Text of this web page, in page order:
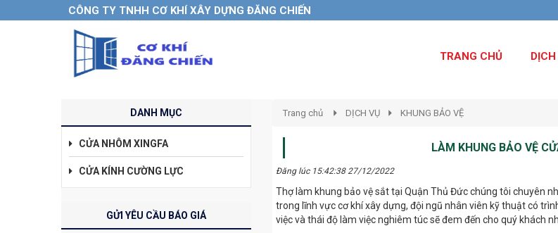
CÔNG TY TNHH CƠ KHÍ XÂY DỰNG ĐĂNG CHIẾN
TRANG CHỦ DỊCH
DANH MỤC
CỬA NHÔM XINGFA
CỬA KÍNH CƯỜNG LỰC
GỬI YÊU CẦU BÁO GIÁ
Trang chủ DỊCH VỤ KHUNG BẢO VỆ
LÀM KHUNG BẢO VỆ
Đăng lúc 15:42:38 27/12/2022
Thợ làm khung bảo vệ sắt tại Quận Thủ Đức chúng tôi chuyên
trong lĩnh vực cơ khí xây dựng, đội ngũ nhân viên kỹ thuật có
việc và thái độ làm việc nghiêm túc sẽ đem đến cho quý khách